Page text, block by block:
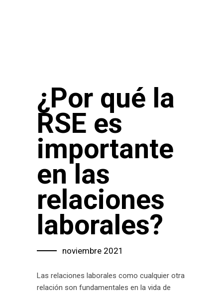
¿Por qué la
RSE es
importante
en las
relaciones
laborales?
noviembre 2021
Las relaciones laborales como cualquier otra
relación son fundamentales en la vida de